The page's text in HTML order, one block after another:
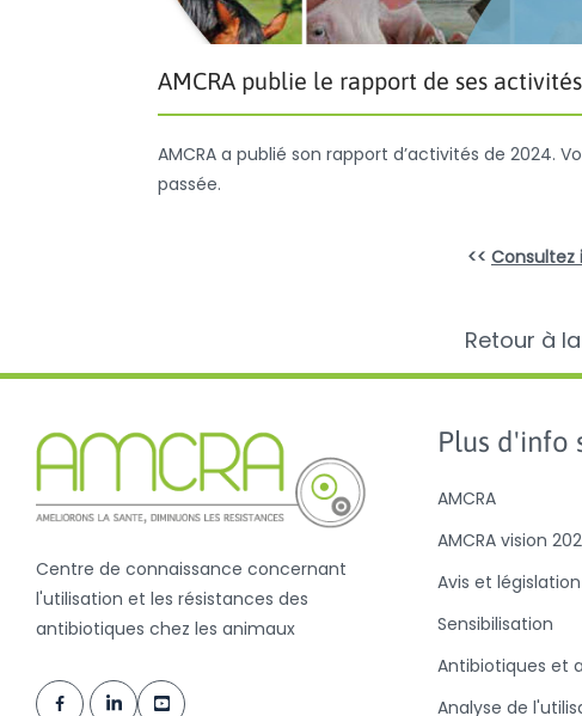
AMCRA publie le rapport de ses
AMCRA a publié son rapport d’activités de 2024.
passée.
<< Consultez
Retour à
Centre de connaissance concernant
l'utilisation et les résistances des
antibiotiques chez les animaux
Plus d'info
AMCRA
AMCRA vision
Avis et législation
Sensibilisation
Antibiotiques et
Analyse de